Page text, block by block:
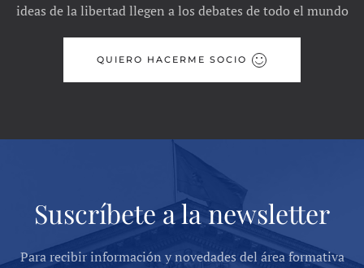
ideas de la libertad llegen a los debates de todo el mundo
QUIERO HACERME SOCIO
Suscríbete a la newsletter
Para recibir información y novedades del área formativa